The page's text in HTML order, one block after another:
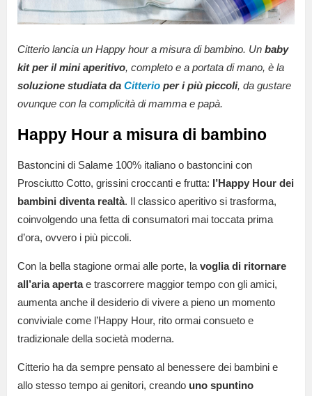
Citterio lancia un Happy hour a misura di bambino. Un baby
kit per il mini aperitivo, completo e a portata di mano, è la
soluzione studiata da Citterio per i più piccoli, da gustare
ovunque con la complicità di mamma e papà.
Happy Hour a misura di bambino
Bastoncini di Salame 100% italiano o bastoncini con
Prosciutto Cotto, grissini croccanti e frutta: l’Happy Hour dei
bambini diventa realtà. Il classico aperitivo si trasforma,
coinvolgendo una fetta di consumatori mai toccata prima
d’ora, ovvero i più piccoli.
Con la bella stagione ormai alle porte, la voglia di ritornare
all’aria apertae trascorrere maggior tempo con gli amici,
aumenta anche il desiderio di vivere a pieno un momento
conviviale come l’Happy Hour, rito ormai consueto e
tradizionale della società moderna.
Citterio ha da sempre pensato al benessere dei bambini e
allo stesso tempo ai genitori, creando uno spuntino